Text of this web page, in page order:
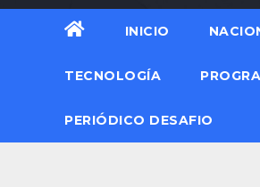
INICIO
TECNOLOGÍA
PERIÓDICO DESAFIO